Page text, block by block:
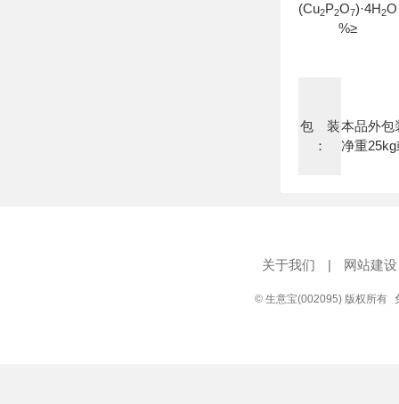
(Cu2P2O7)·4H2O
%≥
包 装
：
本品外包
净重
关于我们 | 网站建设
© 生意宝(002095) 版权所有